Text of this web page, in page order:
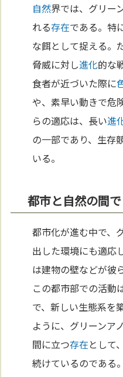
自然界では、グリー
れる存在である。特
な餌として捉える。
脅威に対し進化的な
食者が近づいた際に
や、素早い動きで危
らの適応は、長い進
の一部であり、生存
いる。
都市と自然の間で
都市化が進む中で、
出した環境にも適応
は建物の壁などが彼
この都市部での活動
で、新しい生態系を
ように、グリーンア
間に立つ存在として
続けているのである。